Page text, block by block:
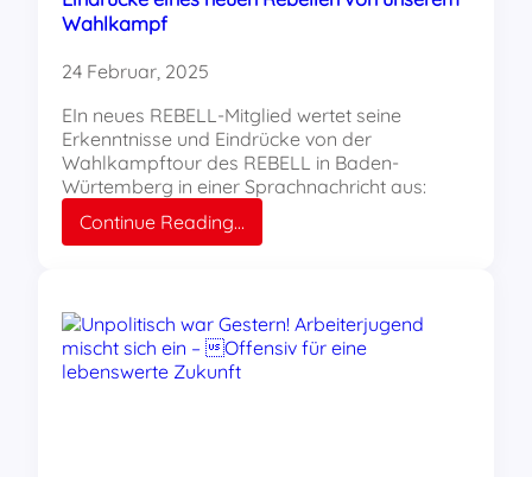
Wahlkampf
24 Februar, 2025
EIn neues REBELL-Mitglied wertet seine
Erkenntnisse und Eindrücke von der
Wahlkampftour des REBELL in Baden-
Würtemberg in einer Sprachnachricht aus:
Continue Reading…
Eindrücke
Rebellen
von
unserem